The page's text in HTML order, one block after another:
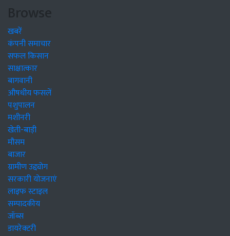
Browse
खबरें
कंपनी समाचार
सफल किसान
साक्षात्कार
बागवानी
औषधीय फसलें
पशुपालन
मशीनरी
खेती-बाड़ी
मौसम
बाजार
ग्रामीण उद्द्योग
सरकारी योजनाएं
लाइफ स्टाइल
सम्पादकीय
जॉब्स
डायरेक्टरी